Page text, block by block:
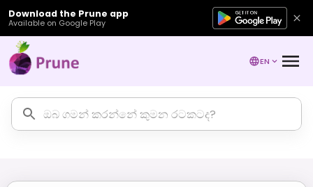
Download the Prune app
Available on Google Play
EN